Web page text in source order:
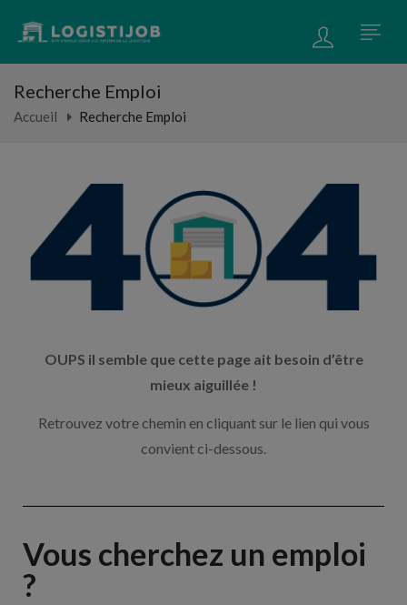
Recherche Emploi
Accueil Recherche Emploi
OUPS il semble que cette page ait besoin d’être
mieux aiguillée !
Retrouvez votre chemin en cliquant sur le lien qui vous
convient ci-dessous.
Vous cherchez un emploi
?